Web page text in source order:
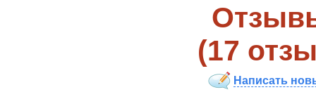
(17
Написать